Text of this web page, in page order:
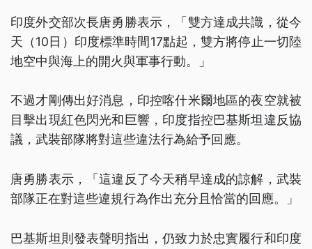
印度外交部次長唐勇勝表示，「雙方達成共識，從今
天（10日）印度標準時間17點起，雙方將停止一切陸
地空中與海上的開火與軍事行動。」
不過才剛傳出好消息，印控喀什米爾地區的夜空就被
目擊出現紅色閃光和巨響，印度指控巴基斯坦違反協
議，武裝部隊將對這些違法行為給予回應。
唐勇勝表示，「這違反了今天稍早達成的諒解，武裝
部隊正在對這些違規行為作出充分且恰當的回應。」
巴基斯坦則發表聲明指出，仍致力於忠實履行和印度